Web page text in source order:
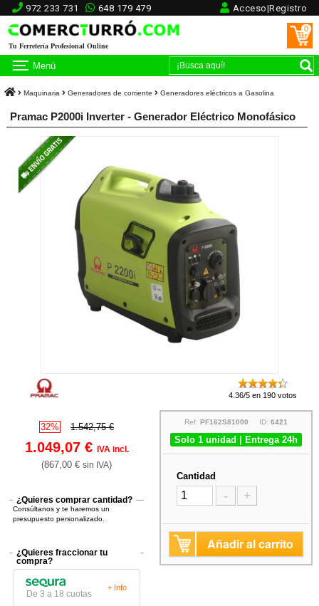
972 233 731 648 179 479 Acceso|Registro
Tu Ferretería Profesional Online
0
Menú
Maquinaria Generadores de corriente Generadores eléctricos a Gasolina
Pramac P2000i Inverter - Generador Eléctrico Monofásico
4.36/5 en 190 votos
32% 1.542,75 €
1.049,07 € IVA incl.
(867,00 €sin IVA)
¿Quieres comprar cantidad?
Consúltanos y te haremos un
presupuesto personalizado.
¿Quieres fraccionar tu
compra?
De 3 a 18 cuotas
+ Info
Ref: PF162S81000 ID: 6421
Solo 1 unidad | Entrega 24h
Cantidad
- +
Añadir al carrito